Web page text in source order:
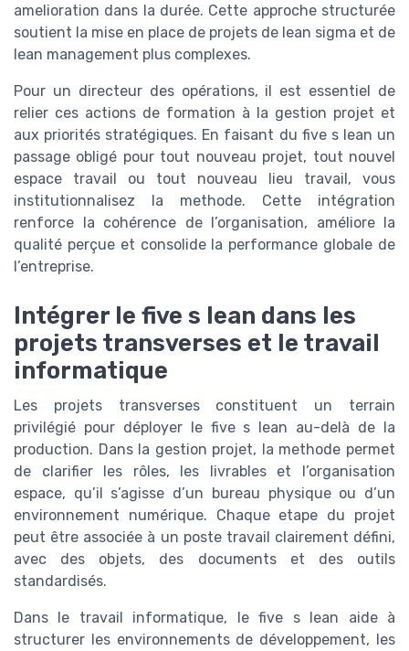
amelioration dans la durée. Cette approche structurée
soutient la mise en place de projets de lean sigma et de
lean management plus complexes.
Pour un directeur des opérations, il est essentiel de
relier ces actions de formation à la gestion projet et
aux priorités stratégiques. En faisant du five s lean un
passage obligé pour tout nouveau projet, tout nouvel
espace travail ou tout nouveau lieu travail, vous
institutionnalisez la methode. Cette intégration
renforce la cohérence de l’organisation, améliore la
qualité perçue et consolide la performance globale de
l’entreprise.
Intégrer le five s lean dans les
projets transverses et le travail
informatique
Les projets transverses constituent un terrain
privilégié pour déployer le five s lean au-delà de la
production. Dans la gestion projet, la methode permet
de clarifier les rôles, les livrables et l’organisation
espace, qu’il s’agisse d’un bureau physique ou d’un
environnement numérique. Chaque etape du projet
peut être associée à un poste travail clairement défini,
avec des objets, des documents et des outils
standardisés.
Dans le travail informatique, le five s lean aide à
structurer les environnements de développement, les